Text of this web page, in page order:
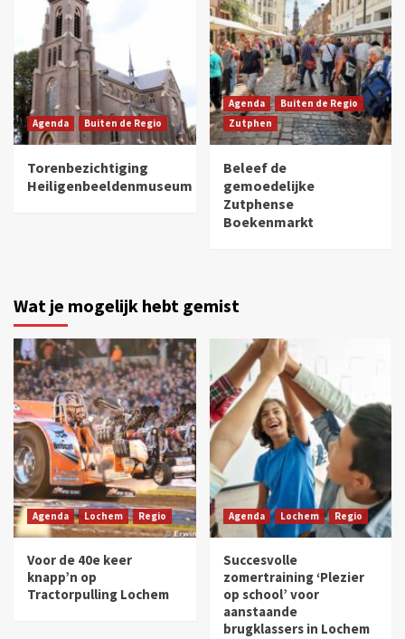
Agenda Buiten de Regio
Torenbezichtiging
Heiligenbeeldenmuseum
Agenda
Buiten de Regio
Zutphen
Beleef de
gemoedelijke
Zutphense
Boekenmarkt
Wat je mogelijk hebt gemist
Agenda Lochem Regio
Voor de 40e keer
knapp’n op
Tractorpulling Lochem
Agenda Lochem Regio
Succesvolle
zomertraining ‘Plezier
op school’ voor
aanstaande
brugklassers in Lochem